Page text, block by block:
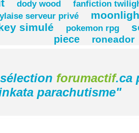
dody wood
fanfiction
serveur privé
simulé
pokemon rpg
piece roneador
forumactif.ca
parachutisme"